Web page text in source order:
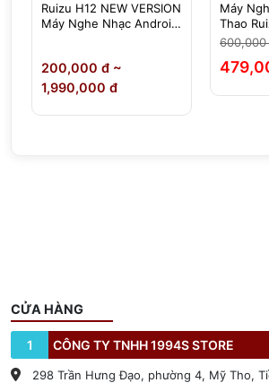
Ruizu H12 NEW VERSION
Máy Nghe Nhạc Android
64GB, Bluetooth 5.2,
Wifi
200,000 đ ~
1,990,000 đ
Máy
Thao
Tiện
600,000
CỬA HÀNG
1 CÔNG TY TNHH 1994S STORE
298 Trần Hưng Đạo, phường 4, Mỹ Tho,